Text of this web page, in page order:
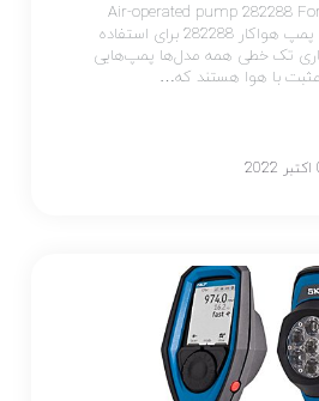
Air-operated pump 282288
lubrication systems پمپ هواکار 282288 برای استفاده
تک خطی همه مدل‌ها پمپ‌هایی
مثبت با هوا هستند که…